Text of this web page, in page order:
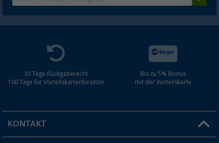
30 Tage Rückgaberecht
100 Tage für Vorteilskartenbesitzer
Bis zu 5% Bonus
mit der Vorteilskarte
KONTAKT